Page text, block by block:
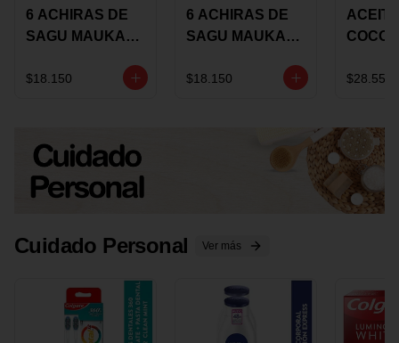
6 ACHIRAS DE
SAGU MAUKA
$18.150
6 ACHIRAS DE
SAGU MAUKA
GRS
$18.150
COCO
150G
$28.550
Cuidado Personal Ver más